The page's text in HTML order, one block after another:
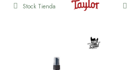
Stock Tienda